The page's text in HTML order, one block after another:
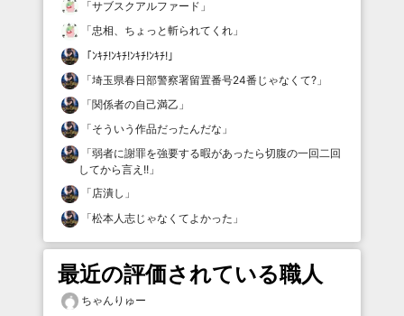
「サブスクアルファード 」
「忠相、ちょっと斬られてくれ 」
「ﾝｷﾁ!ﾝｷﾁ!ﾝｷﾁ!ﾝｷﾁ! 」
「埼玉県春日部警察署留置番号24番じゃなくて? 」
「関係者の自己満乙 」
「そういう作品だったんだな 」
「弱者に謝罪を強要する暇があったら切腹の一回二回
してから言え!! 」
「店潰し 」
「松本人志じゃなくてよかった 」
最近の評価されている職人
ちゃんりゅー